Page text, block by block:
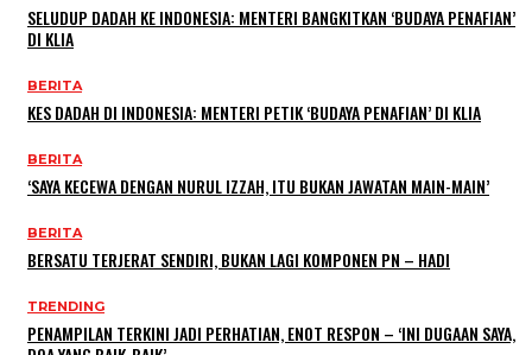
SELUDUP DADAH KE INDONESIA: MENTERI BANGKITKAN ‘BUDAYA PENAFIAN’
DI KLIA
BERITA
KES DADAH DI INDONESIA: MENTERI PETIK ‘BUDAYA PENAFIAN’ DI KLIA
BERITA
‘SAYA KECEWA DENGAN NURUL IZZAH, ITU BUKAN JAWATAN MAIN-MAIN’
BERITA
BERSATU TERJERAT SENDIRI, BUKAN LAGI KOMPONEN PN – HADI
TRENDING
PENAMPILAN TERKINI JADI PERHATIAN, ENOT RESPON – ‘INI DUGAAN SAYA,